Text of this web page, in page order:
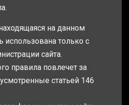
на данном
использована только с
сайта.
правила повлечет за
статьей 146